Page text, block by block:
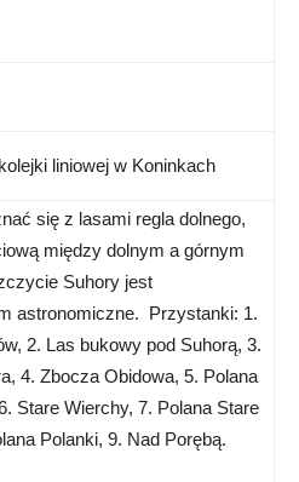
liniowej w Koninkach
się z lasami regla dolnego,
między dolnym a górnym
Suhory jest
astronomiczne. Przystanki: 1.
2. Las bukowy pod Suhorą, 3.
4. Zbocza Obidowa, 5. Polana
Stare Wierchy, 7. Polana Stare
Polanki, 9. Nad Porębą.